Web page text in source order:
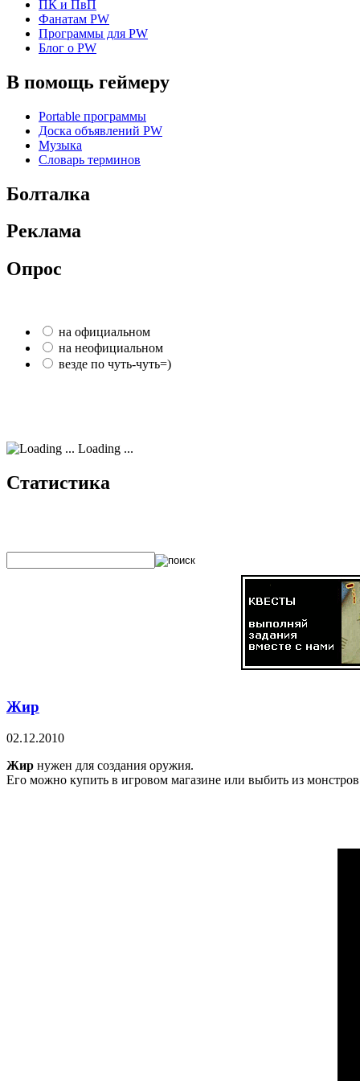
ПК и ПвП
Фанатам PW
Программы для PW
Блог о PW
В помощь геймеру
Portable программы
Доска объявлений PW
Музыка
Словарь терминов
Болталка
Реклама
Опрос
на официальном
на неофициальном
везде по чуть-чуть=)
Loading ...
Статистика
Жир
02.12.2010
Жир нужен для создания оружия.
Его можно купить в игровом магазине или выбить из